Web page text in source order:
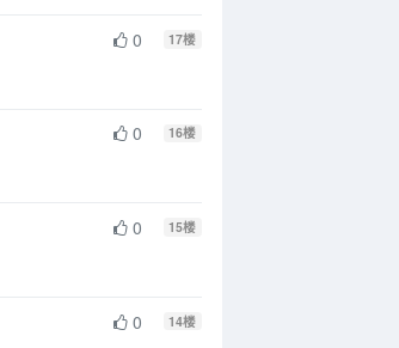
0 17楼
0 16楼
0 15楼
0 14楼